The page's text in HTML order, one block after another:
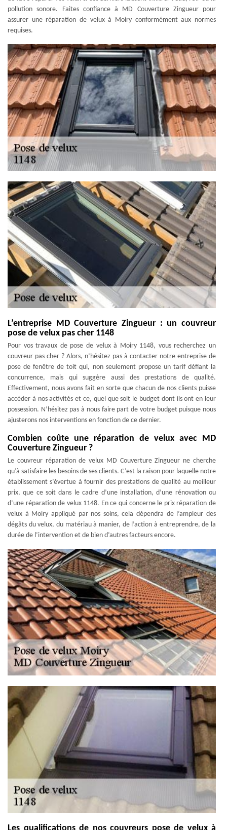
pollution sonore. Faites confiance à MD Couverture Zingueur pour
assurer une réparation de velux à Moiry conformément aux normes
requises.
L’entreprise MD Couverture Zingueur : un couvreur
pose de velux pas cher 1148
Pour vos travaux de pose de velux à Moiry 1148, vous recherchez un
couvreur pas cher ? Alors, n’hésitez pas à contacter notre entreprise de
pose de fenêtre de toit qui, non seulement propose un tarif défiant la
concurrence, mais qui suggère aussi des prestations de qualité.
Effectivement, nous avons fait en sorte que chacun de nos clients puisse
accéder à nos activités et ce, quel que soit le budget dont ils ont en leur
possession. N’hésitez pas à nous faire part de votre budget puisque nous
ajusterons nos interventions en fonction de ce dernier.
Combien coûte une réparation de velux avec MD
Couverture Zingueur ?
Le couvreur réparation de velux MD Couverture Zingueur ne cherche
qu’à satisfaire les besoins de ses clients. C’est la raison pour laquelle notre
établissement s’évertue à fournir des prestations de qualité au meilleur
prix, que ce soit dans le cadre d’une installation, d’une rénovation ou
d’une réparation de velux 1148. En ce qui concerne le prix réparation de
velux à Moiry appliqué par nos soins, cela dépendra de l’ampleur des
dégâts du velux, du matériau à manier, de l’action à entreprendre, de la
durée de l’intervention et de bien d’autres facteurs encore.